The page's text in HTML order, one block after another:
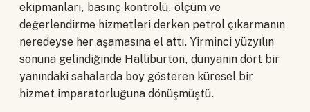
ekipmanları, basınç kontrolü, ölçüm ve
değerlendirme hizmetleri derken petrol çıkarmanın
neredeyse her aşamasına el attı. Yirminci yüzyılın
sonuna gelindiğinde Halliburton, dünyanın dört bir
yanındaki sahalarda boy gösteren küresel bir
hizmet imparatorluğuna dönüşmüştü.